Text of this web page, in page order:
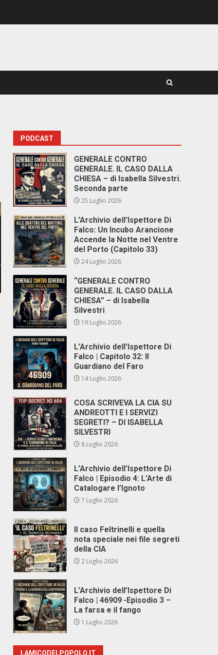
PODCAST
GENERALE CONTRO
GENERALE. IL CASO DALLA
CHIESA – di Isabella Silvestri.
Seconda parte
25 Luglio 2026
L’Archivio dell’Ispettore Di
Falco: Un Incubo Arancione
Accende la Notte nel Ventre
del Porto (Capitolo 33)
24 Luglio 2026
“GENERALE CONTRO
GENERALE. IL CASO DALLA
CHIESA” – di Isabella
Silvestri
19 Luglio 2026
L’Archivio dell’Ispettore Di
Falco | Capitolo 32: Il
Guardiano del Faro
14 Luglio 2026
COSA SCRIVEVA LA CIA SU
ANDREOTTI E I SERVIZI
SEGRETI? – DI ISABELLA
SILVESTRI
8 Luglio 2026
L’Archivio dell’Ispettore Di
Falco | Episodio 4: L’Arte di
Catalogare l’Ignoto
7 Luglio 2026
Il caso Feltrinelli e quella
nota speciale nei file segreti
della CIA
2 Luglio 2026
L’Archivio dell’Ispettore Di
Falco | 46909 -Episodio 3 –
La farsa e il fango
1 Luglio 2026
LAMICODELPOPOLO.IT